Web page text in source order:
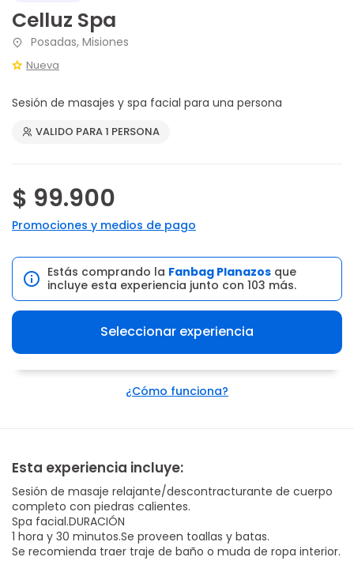
Celluz Spa
Posadas, Misiones
Nueva
Sesión de masajes y spa facial para una persona
VALIDO PARA 1 PERSONA
$ 99.900
Promociones y medios de pago
Estás comprando la Fanbag Planazos que
incluye esta experiencia junto con 103 más.
Seleccionar experiencia
¿Cómo funciona?
Esta experiencia incluye:
Sesión de masaje relajante/descontracturante de cuerpo
completo con piedras calientes.
Spa facial.DURACIÓN
1 hora y 30 minutos.Se proveen toallas y batas.
Se recomienda traer traje de baño o muda de ropa interior.